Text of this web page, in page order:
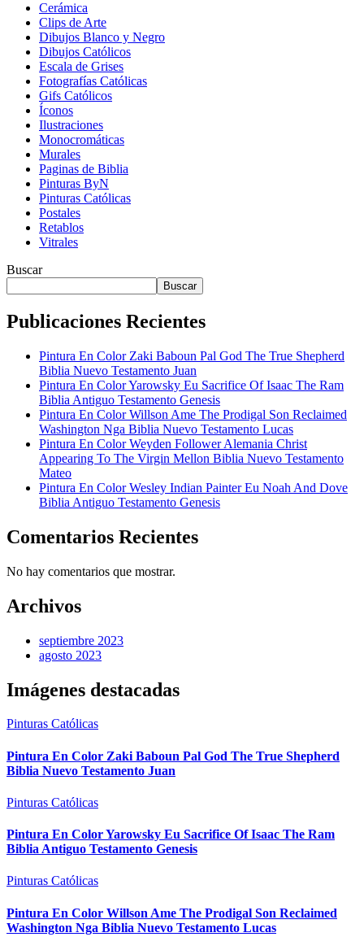
Cerámica
Clips de Arte
Dibujos Blanco y Negro
Dibujos Católicos
Escala de Grises
Fotografías Católicas
Gifs Católicos
Íconos
Ilustraciones
Monocromáticas
Murales
Paginas de Biblia
Pinturas ByN
Pinturas Católicas
Postales
Retablos
Vitrales
Buscar
Buscar
Publicaciones Recientes
Pintura En Color Zaki Baboun Pal God The True Shepherd
Biblia Nuevo Testamento Juan
Pintura En Color Yarowsky Eu Sacrifice Of Isaac The Ram
Biblia Antiguo Testamento Genesis
Pintura En Color Willson Ame The Prodigal Son Reclaimed
Washington Nga Biblia Nuevo Testamento Lucas
Pintura En Color Weyden Follower Alemania Christ
Appearing To The Virgin Mellon Biblia Nuevo Testamento
Mateo
Pintura En Color Wesley Indian Painter Eu Noah And Dove
Biblia Antiguo Testamento Genesis
Comentarios Recientes
No hay comentarios que mostrar.
Archivos
septiembre 2023
agosto 2023
Imágenes destacadas
Pinturas Católicas
Pintura En Color Zaki Baboun Pal God The True Shepherd
Biblia Nuevo Testamento Juan
Pinturas Católicas
Pintura En Color Yarowsky Eu Sacrifice Of Isaac The Ram
Biblia Antiguo Testamento Genesis
Pinturas Católicas
Pintura En Color Willson Ame The Prodigal Son Reclaimed
Washington Nga Biblia Nuevo Testamento Lucas